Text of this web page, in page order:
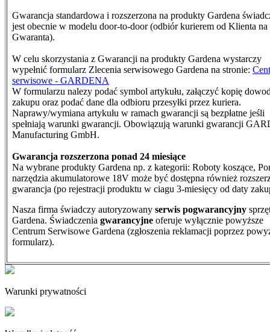
Gwarancja standardowa i rozszerzona na produkty Gardena
jest obecnie w modelu door-to-door (odbiór kurierem od Klienta na
Gwaranta).
W celu skorzystania z Gwarancji na produkty Gardena wystarczy
wypełnić formularz Zlecenia serwisowego Gardena na stronie:
serwisowe - GARDENA
W formularzu nalezy podać symbol artykułu, załączyć kopię
zakupu oraz podać dane dla odbioru przesyłki przez kuriera.
Naprawy/wymiana artykułu w ramach gwarancji są bezpłatne jeśli
spełniają warunki gwarancji. Obowiązują warunki gwarancji
Manufacturing GmbH.
Gwarancja rozszerzona ponad 24 miesiące
Na wybrane produkty Gardena np. z kategorii: Roboty koszące,
narzędzia akumulatorowe 18V może być dostępna również
gwarancja (po rejestracji produktu w ciagu 3-miesięcy od daty
Nasza firma świadczy autoryzowany serwis pogwarancyjny
Gardena. Świadczenia gwarancyjne oferuje wyłącznie powyższe
Centrum Serwisowe Gardena (zgłoszenia reklamacji poprzez
formularz).
Warunki prywatności